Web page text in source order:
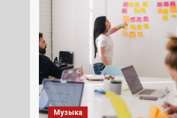
Музыка